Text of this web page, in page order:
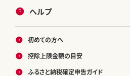
ヘルプ
初めての方へ
控除上限金額の目安
ふるさと納税確定申告ガイド